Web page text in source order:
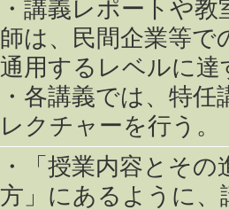
・講義レポートや
師は、民間企業等で
通用するレベルに
・各講義では、特
レクチャーを行う。
・「授業内容とそ
方」にあるように